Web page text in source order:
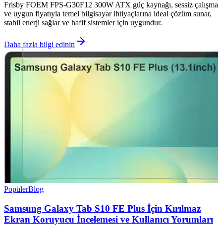
Frisby FOEM FPS-G30F12 300W ATX güç kaynağı, sessiz çalışma
ve uygun fiyatıyla temel bilgisayar ihtiyaçlarına ideal çözüm sunar,
stabil enerji sağlar ve hafif sistemler için uygundur.
Daha fazla bilgi edinin
PopülerBlog
Samsung Galaxy Tab S10 FE Plus İçin Kırılmaz
Ekran Koruyucu İncelemesi ve Kullanıcı Yorumları